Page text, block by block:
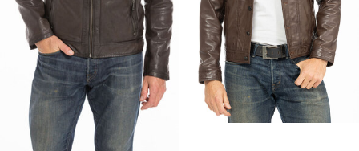
199,00 € 259,00 € 219,00 € 339,00 €
Promo En stock
Promo